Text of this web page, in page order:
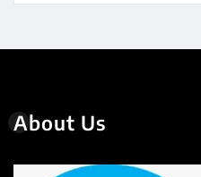
About Us